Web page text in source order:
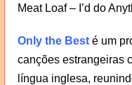
Meat Loaf – I’d do
Only the Besté um
canções estrangeiras
língua inglesa,